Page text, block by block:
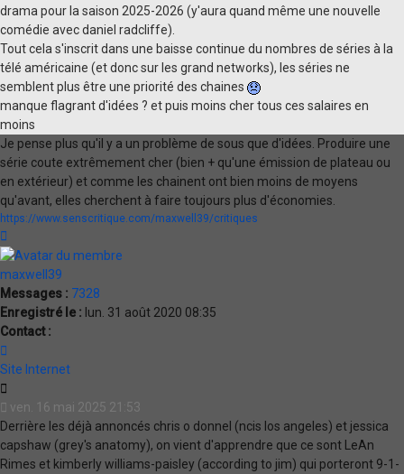
drama pour la saison 2025-2026 (y'aura quand même une nouvelle
comédie avec daniel radcliffe).
Tout cela s'inscrit dans une baisse continue du nombres de séries à la
télé américaine (et donc sur les grand networks), les séries ne
semblent plus être une priorité des chaines
manque flagrant d'idées ? et puis moins cher tous ces salaires en
moins
Je pense plus qu'il y a un problème de sous que d'idées. Produire une
série coute extrêmement cher (bien + qu'une émission de plateau ou
en extérieur) et comme les chainent ont bien moins de moyens
qu'avant, elles cherchent à faire toujours plus d'économies.
https://www.senscritique.com/maxwell39/critiques
maxwell39
Messages : 7328
Enregistré le : lun. 31 août 2020 08:35
Contact :
maxwell39
Site Internet
ven. 16 mai 2025 21:53
Derrière les déjà annoncés chris o donnel (ncis los angeles) et jessica
capshaw (grey's anatomy), on vient d'apprendre que ce sont LeAn
Rimes et kimberly williams-paisley (according to jim) qui porteront 9-1-